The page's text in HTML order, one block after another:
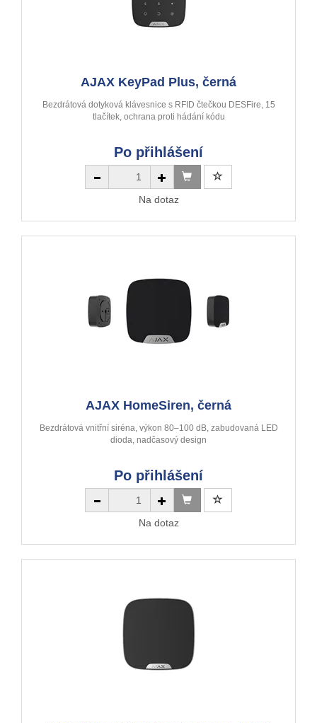
AJAX KeyPad Plus, černá
Bezdrátová dotyková klávesnice s RFID čtečkou DESFire, 15
tlačítek, ochrana proti hádání kódu
Po přihlášení
Na dotaz
AJAX HomeSiren, černá
Bezdrátová vnitřní siréna, výkon 80–100 dB, zabudovaná LED
dioda, nadčasový design
Po přihlášení
Na dotaz